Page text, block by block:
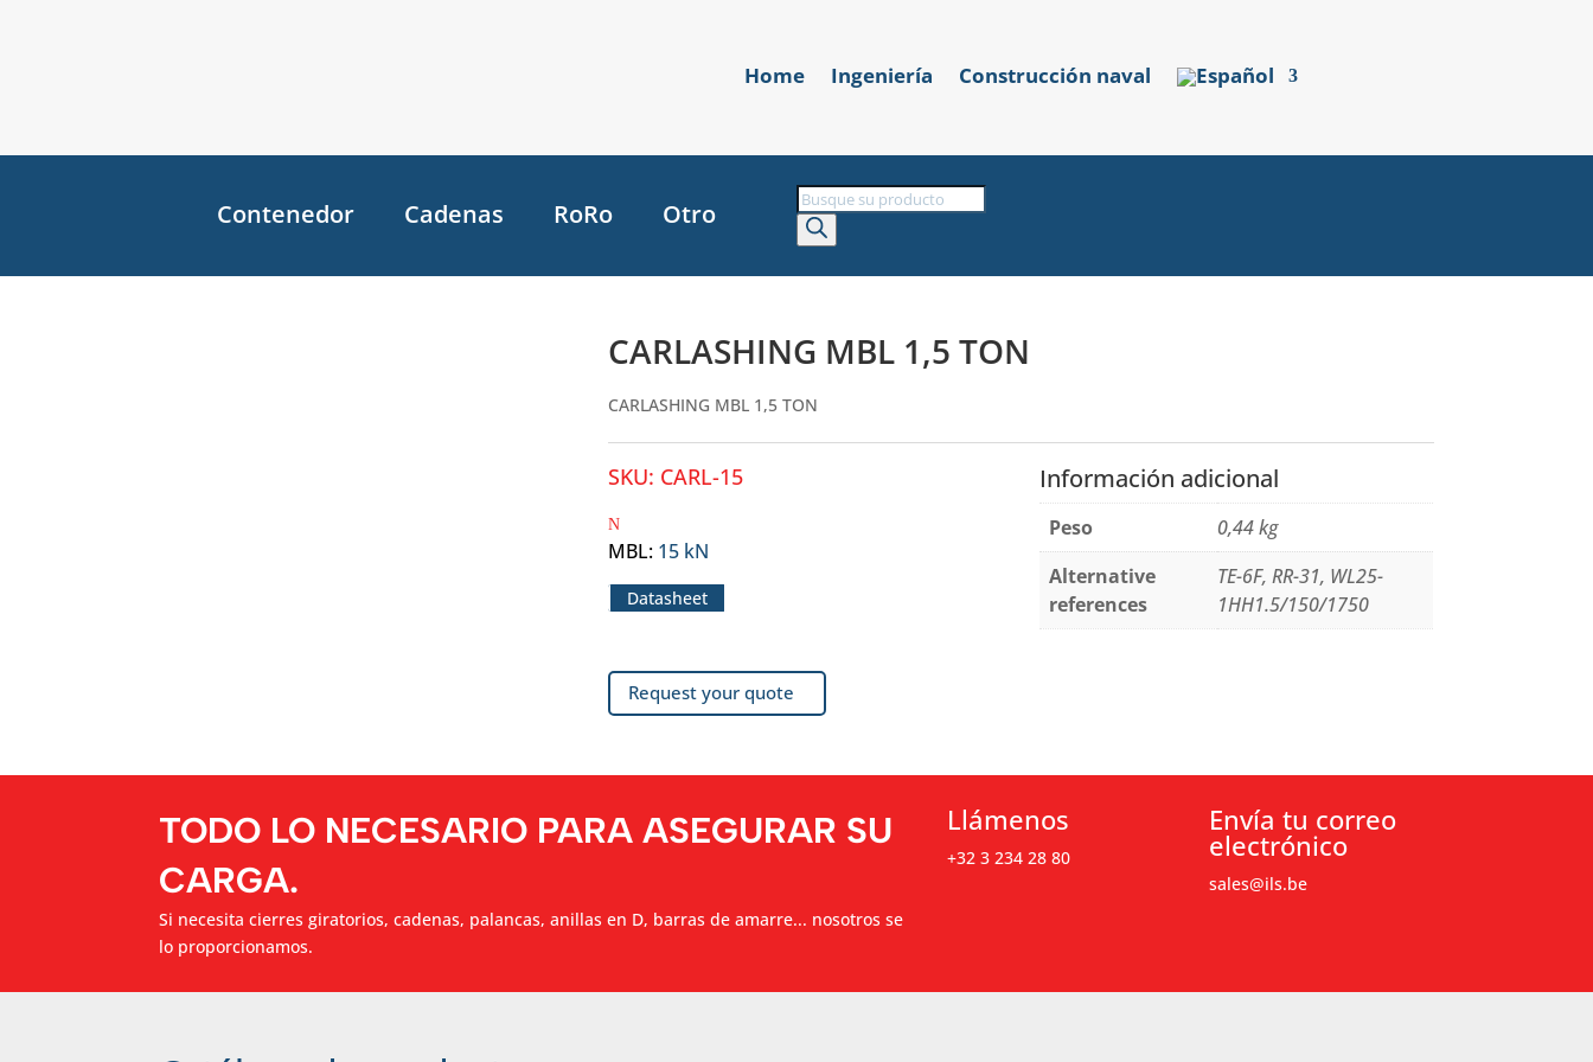
Home Ingeniería Construcción naval
Contenedor Cadenas RoRo Otro
Búsqueda
de
productos
CARLASHING MBL 1,5 TON
CARLASHING MBL 1,5 TON
SKU: CARL-15
MBL: 15 kN
Datasheet
Request your quote
Información adicional
Peso
0,44 kg
Alternative
references
TE-6F, RR-31, WL25-
1HH1.5/150/1750
TODO LO NECESARIO PARA ASEGURAR SU
CARGA.
Si necesita cierres giratorios, cadenas, palancas, anillas en D, barras de amarre... nosotros se
lo proporcionamos.
Llámenos
+32 3 234 28 80
Envía tu correo
electrónico
sales@ils.be